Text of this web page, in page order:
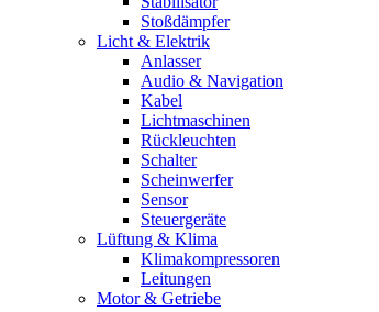
Stoßdämpfer
Licht & Elektrik
Anlasser
Audio & Navigation
Kabel
Lichtmaschinen
Rückleuchten
Schalter
Scheinwerfer
Sensor
Steuergeräte
Lüftung & Klima
Klimakompressoren
Leitungen
Motor & Getriebe